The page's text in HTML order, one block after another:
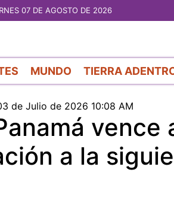
07 DE AGOSTO DE 2026
MUNDO TIERRA
de Julio de 2026 10:08 AM
vence
a la